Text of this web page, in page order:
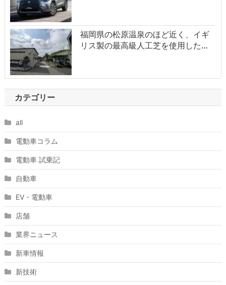
福岡県の松原温泉のほど近く、イギ
リス製の最高級人工芝を使用した…
カテゴリー
all
電動車コラム
電動車 試乗記
自動車
EV・電動車
店舗
業界ニュース
新車情報
新技術